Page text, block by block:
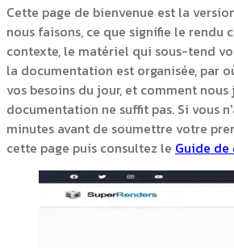
Cette page de bienvenue est la
nous faisons, ce que signifie le rendu
contexte, le matériel qui sous-tend
la documentation est organisée, par
vos besoins du jour, et comment
documentation ne suffit pas. Si vous
minutes avant de soumettre votre
cette page puis consultez le Guide